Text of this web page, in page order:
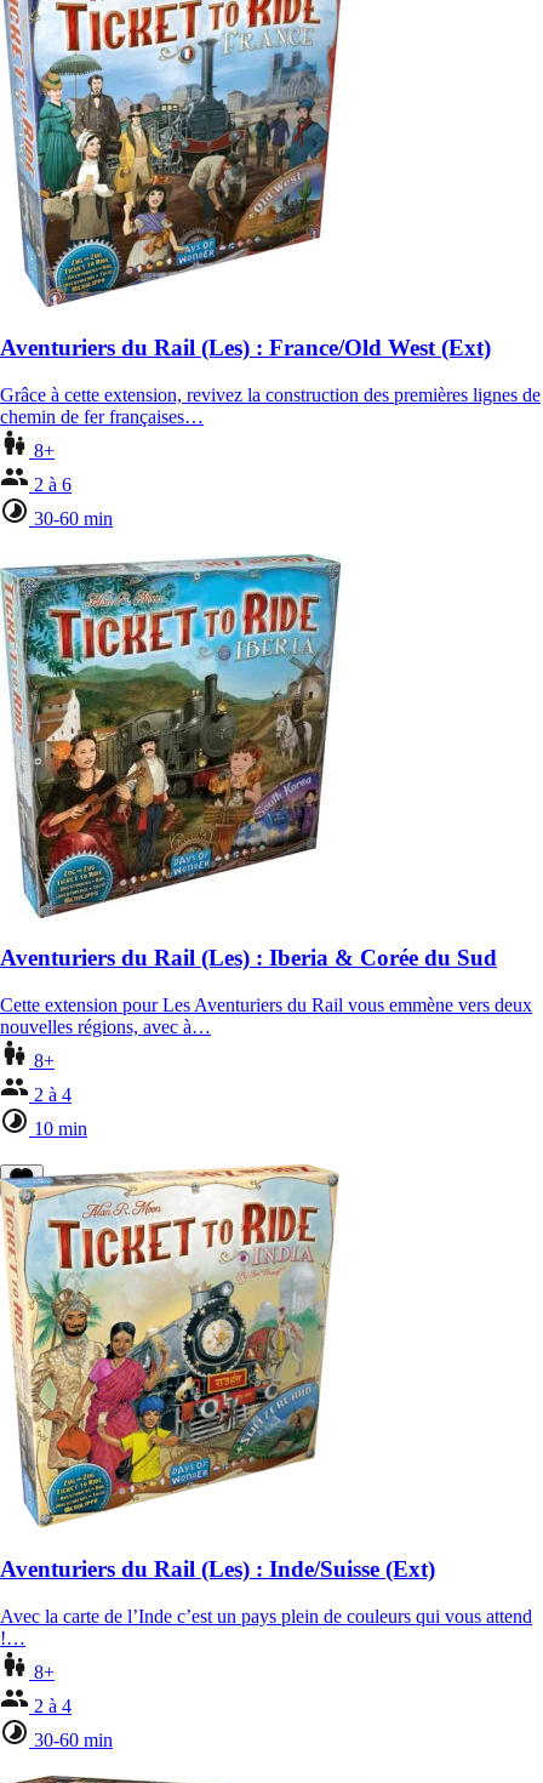
Aventuriers du Rail (Les) : France/Old West (Ext)
Grâce à cette extension, revivez la construction des premières lignes de
chemin de fer françaises…
8+
2 à 6
30-60 min
Aventuriers du Rail (Les) : Iberia & Corée du Sud
Cette extension pour Les Aventuriers du Rail vous emmène vers deux
nouvelles régions, avec à…
8+
2 à 4
10 min
Aventuriers du Rail (Les) : Inde/Suisse (Ext)
Avec la carte de l’Inde c’est un pays plein de couleurs qui vous attend
!…
8+
2 à 4
30-60 min